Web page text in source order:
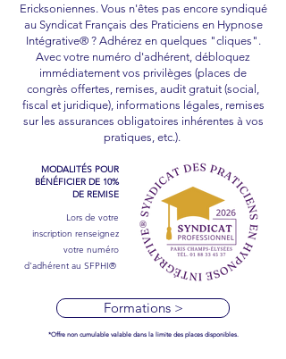
Ericksoniennes. Vous n'êtes pas encore syndiqué
au Syndicat Français des Praticiens en Hypnose
Intégrative® ? Adhérez en quelques "cliques".
Avec votre numéro d'adhérent, débloquez
immédiatement vos privilèges (places de
congrès offertes, remises, audit gratuit (social,
fiscal et juridique), informations légales, remises
sur les assurances obligatoires inhérentes à vos
pratiques, etc.).
MODALITÉS POUR
BÉNÉFICIER DE 10%
DE REMISE
Lors de votre
inscription renseignez
votre numéro
d'adhérent au SFPHI® ​
Formations >
*Offre non cumulable valable dans la limite des places disponibles.